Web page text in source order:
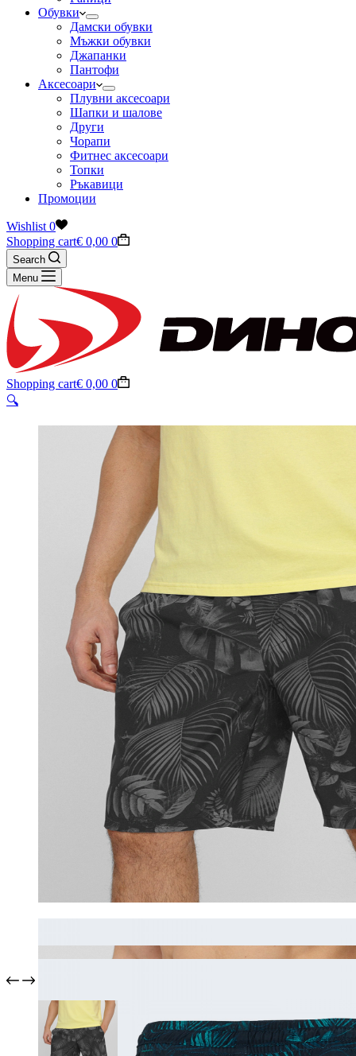
Обувки
Дамски обувки
Мъжки обувки
Джапанки
Пантофи
Аксесоари
Плувни аксесоари
Шапки и шалове
Други
Чорапи
Фитнес аксесоари
Топки
Ръкавици
Промоции
Wishlist 0
Shopping cart€ 0,00 0
Search
Menu
Shopping cart€ 0,00 0
🔍